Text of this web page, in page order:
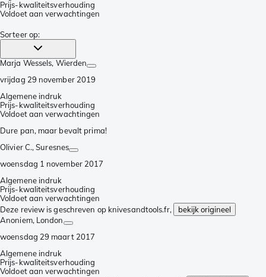
Prijs-kwaliteitsverhouding
Voldoet aan verwachtingen
Sorteer op:
Marja Wessels, Wierden
vrijdag 29 november 2019
Algemene indruk
Prijs-kwaliteitsverhouding
Voldoet aan verwachtingen
Dure pan, maar bevalt prima!
Olivier C., Suresnes
woensdag 1 november 2017
Algemene indruk
Prijs-kwaliteitsverhouding
Voldoet aan verwachtingen
Deze review is geschreven op knivesandtools.fr,
bekijk origineel
Anoniem, London
woensdag 29 maart 2017
Algemene indruk
Prijs-kwaliteitsverhouding
Voldoet aan verwachtingen